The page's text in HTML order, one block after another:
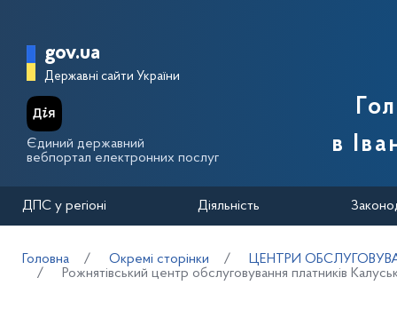
Головна сторінка Державної
gov.ua
Державні сайти України
Єдиний державний
вебпортал електронних послуг
в
ДПС у регіоні Діяльність
Головна Окремі сторінки
ЦЕНТРИ
Рожнятівський центр обслуговування платників